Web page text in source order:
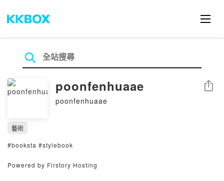
poonfenhuaae
poonfenhuaae
分享
藝術
#booksta #stylebook
Powered by Firstory Hosting